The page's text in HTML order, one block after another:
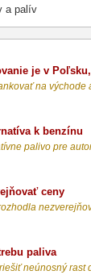
a palív
je v
na východe
k benzínu
palivo pre
ceny
paliva
neúnosný rast